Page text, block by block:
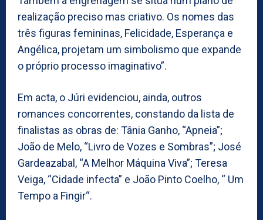
realização preciso mas criativo. Os nomes das
três figuras femininas, Felicidade, Esperança e
Angélica, projetam um simbolismo que expande
o próprio processo imaginativo”.
Em acta, o Júri evidenciou, ainda, outros
romances concorrentes, constando da lista de
finalistas as obras de: Tânia Ganho, “Apneia”;
João de Melo, “Livro de Vozes e Sombras”; José
Gardeazabal, “A Melhor Máquina Viva”; Teresa
Veiga, “Cidade infecta” e João Pinto Coelho, “ Um
Tempo a Fingir“.